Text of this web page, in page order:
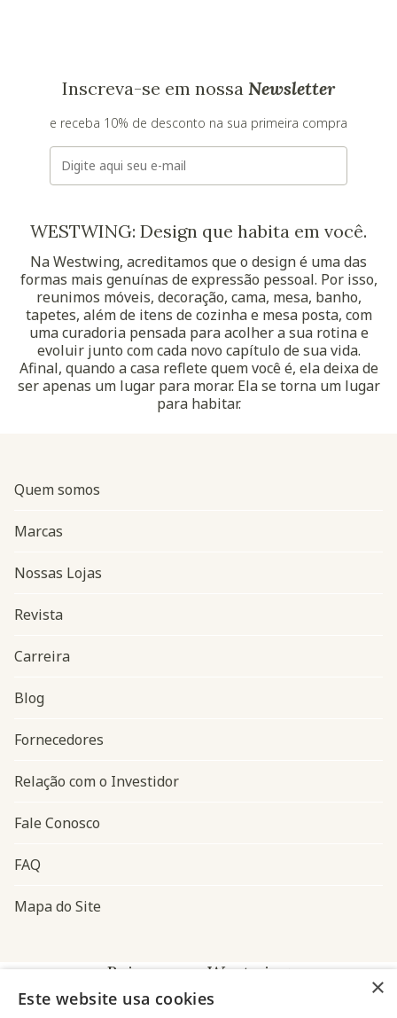
Inscreva-se em nossa Newsletter
e receba 10% de desconto na sua primeira compra
E-mail
WESTWING: Design que habita em você.
Na Westwing, acreditamos que o design é uma das
formas mais genuínas de expressão pessoal. Por isso,
reunimos móveis, decoração, cama, mesa, banho,
tapetes, além de itens de cozinha e mesa posta, com
uma curadoria pensada para acolher a sua rotina e
evoluir junto com cada novo capítulo de sua vida.
Afinal, quando a casa reflete quem você é, ela deixa de
ser apenas um lugar para morar. Ela se torna um lugar
para habitar.
Navegação do rodapé
Quem somos
Marcas
Nossas Lojas
Revista
Carreira
Blog
Fornecedores
Relação com o Investidor
Fale Conosco
FAQ
Mapa do Site
Baixe o app Westwing
×
Este website usa cookies